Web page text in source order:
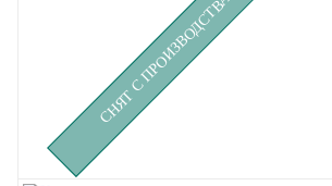
СНЯТ С ПРОИЗВОДСТВА